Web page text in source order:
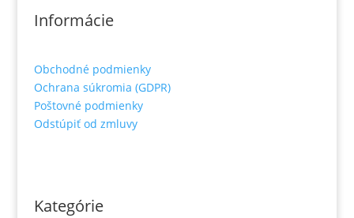
Informácie
Obchodné podmienky
Ochrana súkromia (GDPR)
Poštovné podmienky
Odstúpiť od zmluvy
Kategórie